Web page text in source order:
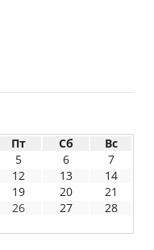
Пт Сб
Вс
5 6
7
12 13
14
19 20
21
26 27
28